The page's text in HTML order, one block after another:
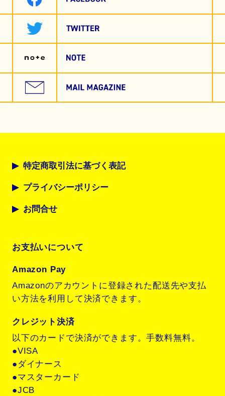
特定商取引法に基づく表記
プライバシーポリシー
お問合せ
お支払いについて
Amazon Pay
Amazonのアカウントに登録された配送先や支払
い方法を利用して決済できます。
クレジット決済
以下のカードで決済ができます。手数料無料。
●VISA
●ダイナース
●マスターカード
●JCB